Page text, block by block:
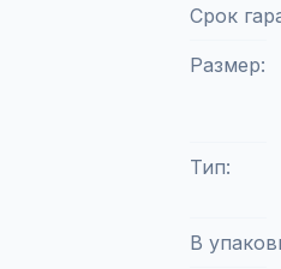
Срок
Размер
Тип
В